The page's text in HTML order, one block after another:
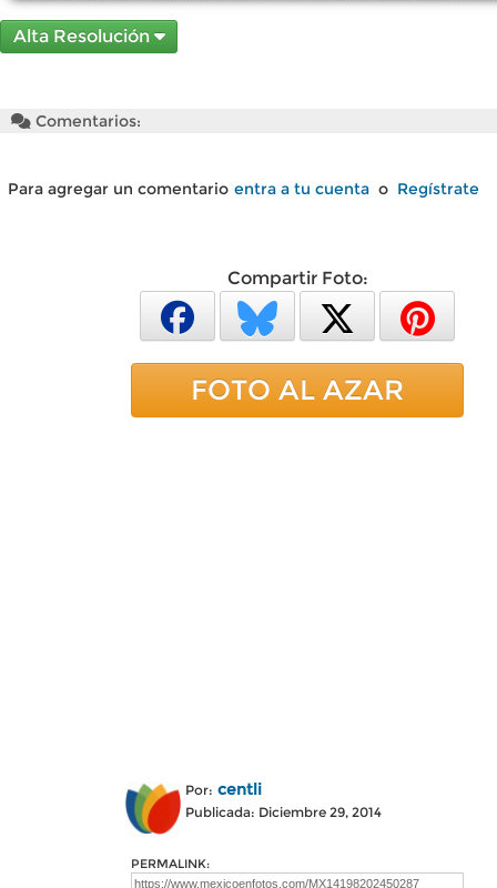
Alta Resolución
Comentarios:
Para agregar un comentario entra a tu cuenta o Regístrate
Compartir Foto:
FOTO AL AZAR
Por: centli
Publicada: Diciembre 29, 2014
PERMALINK: